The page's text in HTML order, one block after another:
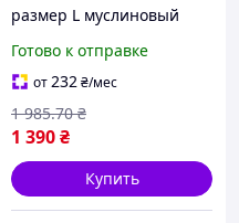
размер L муслиновый
хлопковая домашняя
одежда халат из муслина
Готово к отправке
от232₴/мес
1 390₴
1 985.70 ₴
Купить